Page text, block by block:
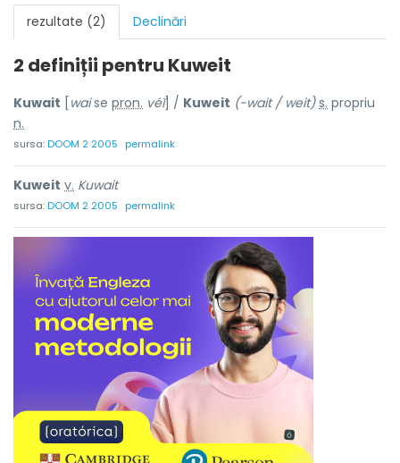
rezultate (2) Declinări
2 definiții pentru Kuweit
Kuwait waise pron. véĭ] / Kuweit (-wait / weit) s. propriu
n.
sursa:DOOM 2 2005 permalink
Kuweit v. Kuwait
sursa:DOOM 2 2005 permalink